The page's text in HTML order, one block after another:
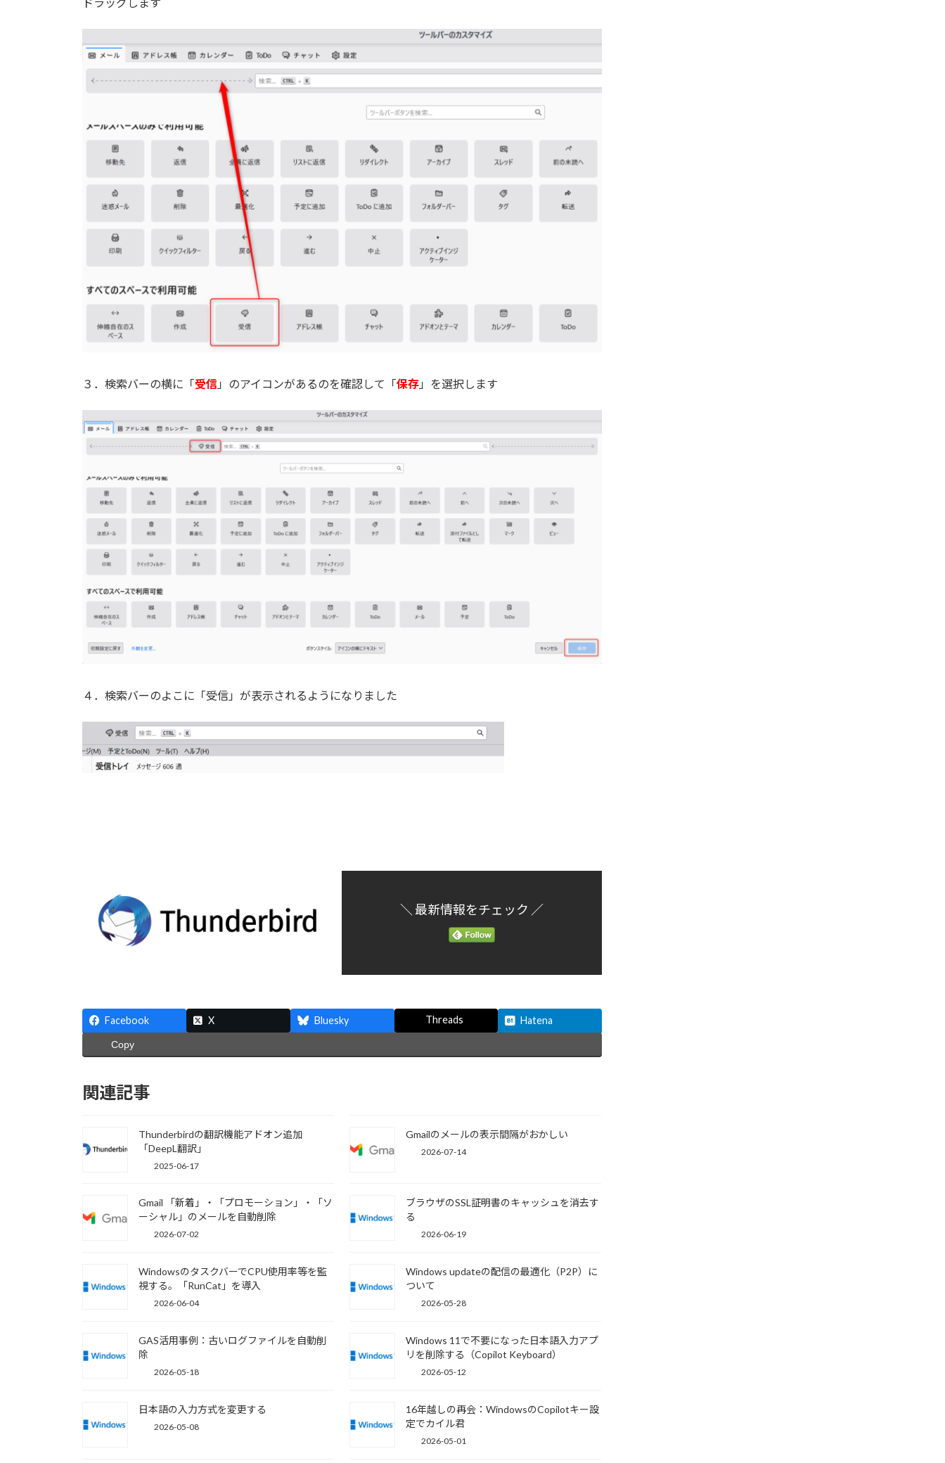
３．検索バーの横に「受信 」のアイコンがあるのを確認して「保存 」を選択します
４．検索バーのよこに「受信」が表示されるようになりました
＼ 最新情報をチェック ／
Facebook X Bluesky Threads Hatena
Copy
関連記事
Thunderbirdの翻訳機能アドオン追加
「DeepL翻訳」
2025-06-17
Gmailのメールの表示間隔がおかしい
2026-07-14
Gmail 「新着」・「プロモーション」・「ソ
ーシャル」のメールを自動削除
2026-07-02
ブラウザのSSL証明書のキャッシュを消去す
る
2026-06-19
WindowsのタスクバーでCPU使用率等を監
視する。「RunCat」を導入
2026-06-04
Windows updateの配信の最適化（P2P）に
ついて
2026-05-28
GAS活用事例：古いログファイルを自動削
除
2026-05-18
Windows 11で不要になった日本語入力アプ
リを削除する（Copilot Keyboard）
2026-05-12
日本語の入力方式を変更する
2026-05-08
16年越しの再会：WindowsのCopilotキー設
定でカイル君
2026-05-01